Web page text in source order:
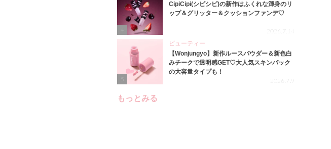
4
CipiCipi(シピシピ)の新作はふくれな渾身のリ
ップ＆グリッター＆クッションファンデ♡
2026.7.14
ビューティー
【Wonjungyo】新作ルースパウダー＆新色白
みチークで透明感GET♡大人気スキンパック
の大容量タイプも！
2026.7.9
もっとみる